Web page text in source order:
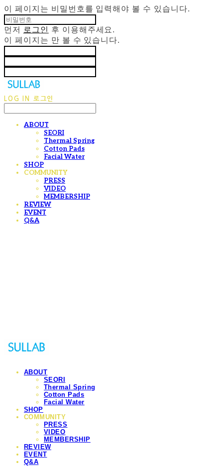
이 페이지는 비밀번호를 입력해야 볼 수 있습니다.
먼저 로그인 후 이용해주세요.
이 페이지는 만 볼 수 있습니다.
LOG IN 로그인
ABOUT
SEORI
Thermal Spring
Cotton Pads
Facial Water
SHOP
COMMUNITY
PRESS
VIDEO
MEMBERSHIP
REVIEW
EVENT
Q&A
ABOUT
SEORI
Thermal Spring
Cotton Pads
Facial Water
SHOP
COMMUNITY
PRESS
VIDEO
MEMBERSHIP
REVIEW
EVENT
Q&A